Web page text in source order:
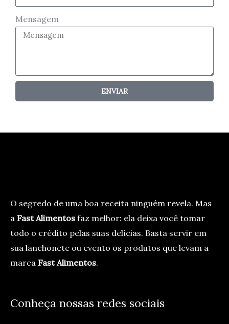
Mensagem
ENVIAR
O segredo de uma boa receita ninguém revela. Mas
a Fast Alimentos faz melhor: ela deixa você tomar
todo o crédito pelas suas delícias. Basta servir em
sua lanchonete ou evento os produtos que levam a
marca Fast Alimentos.
Conheça nossas redes sociais